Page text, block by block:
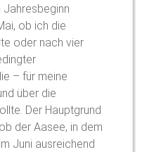
ob ich die
oder nach vier
– für meine
über die
Der Hauptgrund
der Aasee, in dem
Juni ausreichend